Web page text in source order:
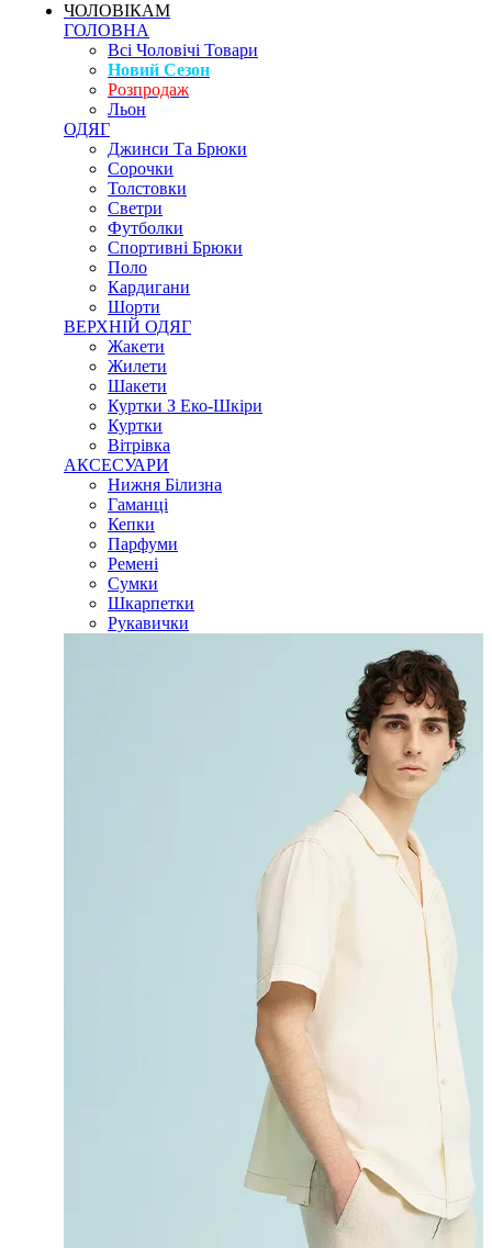
ЧОЛОВІКАМ
ГОЛОВНА
Всі Чоловічі Товари
Новий Сезон
Розпродаж
Льон
ОДЯГ
Джинси Та Брюки
Сорочки
Толстовки
Светри
Футболки
Спортивні Брюки
Поло
Кардигани
Шорти
ВЕРХНІЙ ОДЯГ
Жакети
Жилети
Шакети
Куртки З Еко-Шкіри
Куртки
Вітрівка
АКСЕСУАРИ
Нижня Білизна
Гаманці
Кепки
Парфуми
Ремені
Сумки
Шкарпетки
Рукавички